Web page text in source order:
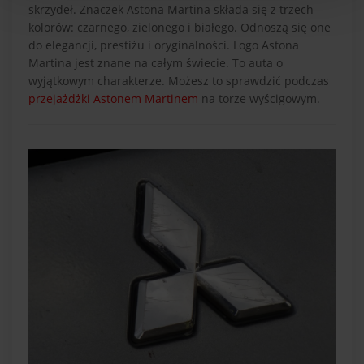
skrzydeł. Znaczek Astona Martina składa się z trzech
kolorów: czarnego, zielonego i białego. Odnoszą się one
do elegancji, prestiżu i oryginalności. Logo Astona
Martina jest znane na całym świecie. To auta o
wyjątkowym charakterze. Możesz to sprawdzić podczas
przejażdżki Astonem Martinem na torze wyścigowym.